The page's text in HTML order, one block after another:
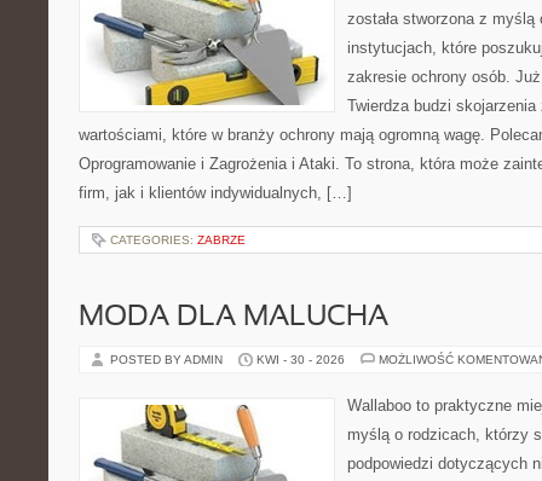
została stworzona z
instytucjach, które
zakresie ochrony osób.
Twierdza budzi
wartościami, które w branży ochrony mają ogromną wagę.
Oprogramowanie i Zagrożenia i Ataki. To strona, która może
firm, jak i klientów indywidualnych, […]
CATEGORIES: ZABRZE
MODA DLA MALUCHA
POSTED BY ADMIN KWI - 30 - 2026 MOŻLIWOŚĆ
Wallaboo to praktyczne
myślą o rodzicach, którzy
podpowiedzi dotyczących